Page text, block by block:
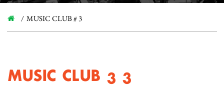
MUSIC CLUB # 3
MUSIC CLUB # 3